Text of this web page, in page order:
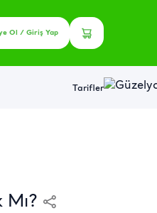
Ol / Giriş Yap
Tarifler